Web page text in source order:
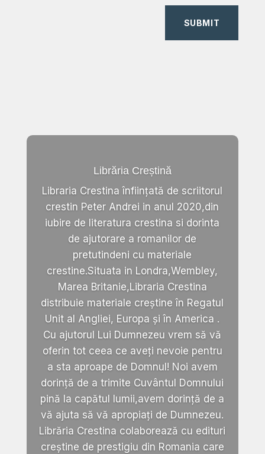
SUBMIT
Librăria Creștină
Libraria Crestina înființată de scriitorul
crestin Peter Andrei in anul 2020,din
iubire de literatura crestina si dorinta
de ajutorare a romanilor de
pretutindeni cu materiale
crestine.Situata in Londra,Wembley,
Marea Britanie,Libraria Crestina
distribuie materiale creștine în Regatul
Unit al Angliei, Europa și în America .
Cu ajutorul Lui Dumnezeu vrem să vă
oferin tot ceea ce aveți nevoie pentru
a sta aproape de Domnul! Noi avem
dorință de a trimite Cuvântul Domnului
pină la capătul lumii,avem dorință de a
vă ajuta să vă apropiați de Dumnezeu.
Librăria Crestina colaborează cu edituri
creștine de prestigiu din Romania care